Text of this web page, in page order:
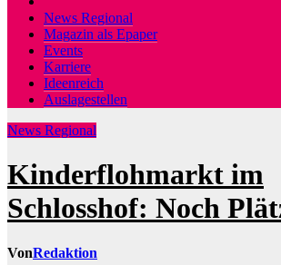
News Regional
Magazin als Epaper
Events
Karriere
Ideenreich
Auslagestellen
News Regional
Kinderflohmarkt im
Schlosshof: Noch
VonRedaktion